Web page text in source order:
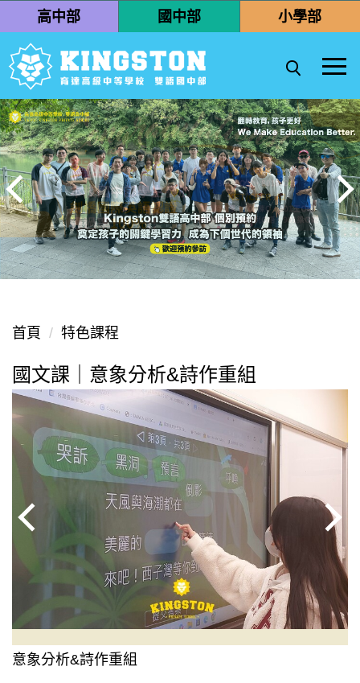
到
主
要
內
容
區
高中部 國中部 小學部
首頁 特色課程
國文課｜意象分析&詩作重組
意象分析&詩作重組